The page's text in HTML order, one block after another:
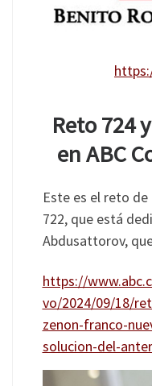
Reto 724
en ABC
Este es el reto
722, que está
Abdusattorov,
https://
vo/2024/09/18/
zenon-franco-
solucion-del-